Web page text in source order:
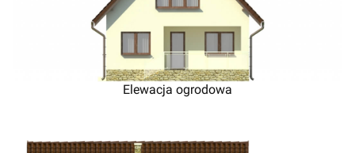
Elewacja ogrodowa